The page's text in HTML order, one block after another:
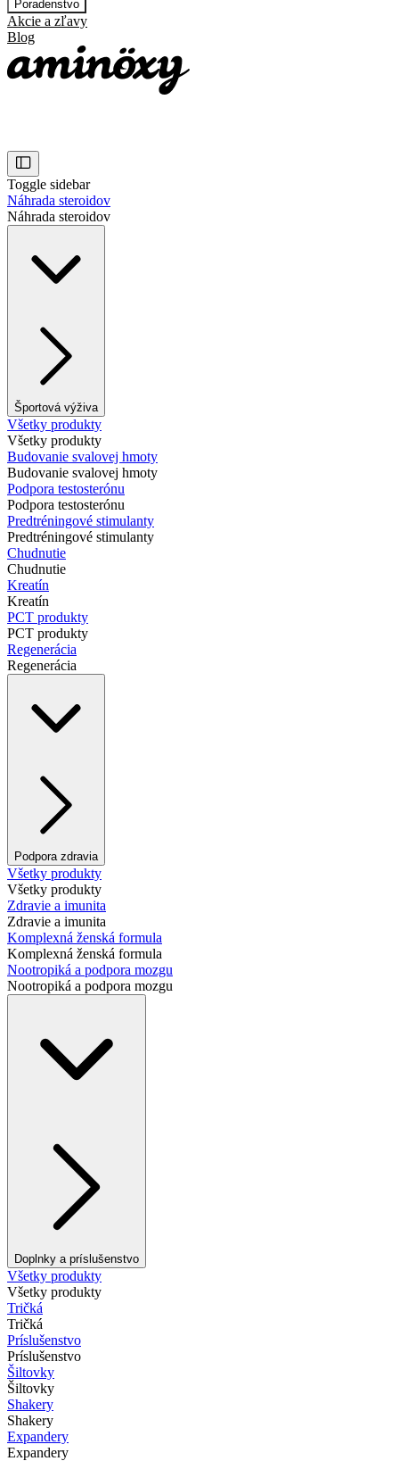
Poradenstvo
Akcie a zľavy
Blog
Toggle sidebar
Náhrada steroidov
Náhrada steroidov
Športová výživa
Všetky produkty
Všetky produkty
Budovanie svalovej hmoty
Budovanie svalovej hmoty
Podpora testosterónu
Podpora testosterónu
Predtréningové stimulanty
Predtréningové stimulanty
Chudnutie
Chudnutie
Kreatín
Kreatín
PCT produkty
PCT produkty
Regenerácia
Regenerácia
Podpora zdravia
Všetky produkty
Všetky produkty
Zdravie a imunita
Zdravie a imunita
Komplexná ženská formula
Komplexná ženská formula
Nootropiká a podpora mozgu
Nootropiká a podpora mozgu
Doplnky a príslušenstvo
Všetky produkty
Všetky produkty
Tričká
Tričká
Príslušenstvo
Príslušenstvo
Šiltovky
Šiltovky
Shakery
Shakery
Expandery
Expandery